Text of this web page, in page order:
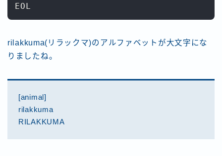
rilakkuma(リラックマ)のアルファベットが大文字にな
りましたね。
[animal]
rilakkuma
RILAKKUMA